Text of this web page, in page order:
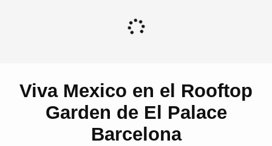
Viva Mexico en el Rooftop
Garden de El Palace
Barcelona